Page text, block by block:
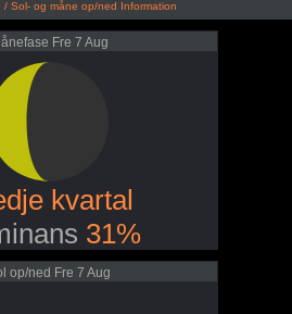
/ Sol- og måne op/ned Information
Fre 7 Aug
kvartal
31%
op/ned Fre 7 Aug